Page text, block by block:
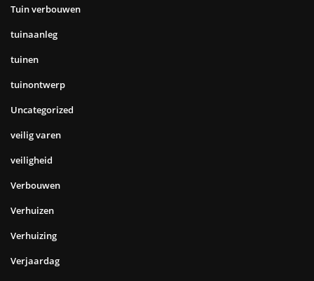
Tuin verbouwen
tuinaanleg
tuinen
tuinontwerp
Uncategorized
veilig varen
veiligheid
Verbouwen
Verhuizen
Verhuizing
Verjaardag